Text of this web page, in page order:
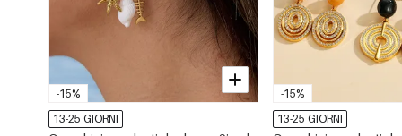
-15%
13-25 GIORNI
-15%
13-25 GIORNI